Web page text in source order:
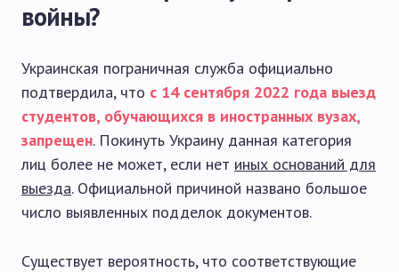
войны?
Украинская пограничная служба официально
подтвердила, что с 14 сентября 2022 года выезд
студентов, обучающихся в иностранных вузах,
запрещен. Покинуть Украину данная категория
лиц более не может, если нет иных оснований для
выезда. Официальной причиной названо большое
число выявленных подделок документов.
Существует вероятность, что соответствующие